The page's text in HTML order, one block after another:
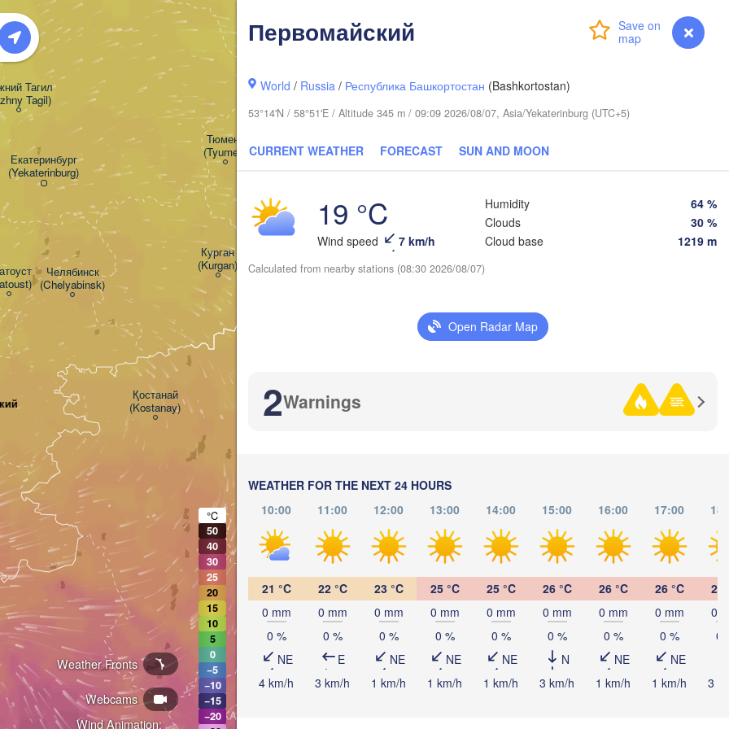
myVentusky Forecast
Первомайский
World / Russia / Республика Башкортостан (Bashkortostan)
53°14'N / 58°51'E / Altitude 345 m / 09:09 2026/08/07, Asia/Yekaterinburg (UTC+5)
CURRENT WEATHER FORECAST SUN AND MOON
19 °C
Wind speed 7 km/h
Humidity
64 %
Clouds
30 %
Cloud base
1219 m
Calculated from nearby stations (08:30 2026/08/07)
Open Radar Map
2Warnings
WEATHER FOR THE NEXT 24 HOURS
10:00
11:00 12:00 13:00 14:00 15:00 16:00 17:00
21 °C
0 mm
0 %
NE
4 km/h
22 °C
0 mm
0 %
E
3 km/h
23 °C
0 mm
0 %
NE
1 km/h
25 °C
0 mm
0 %
NE
1 km/h
25 °C
0 mm
0 %
NE
1 km/h
26 °C
0 mm
0 %
N
3 km/h
26 °C
0 mm
0 %
NE
1 km/h
26 °C
0 mm
0 %
NE
1 km/h
26
0
0
3
Wind Animation:
Webcams
Weather Fronts
Екатеринбург
(Yekaterinburg)
Тюмень
(Tyumen)
Тагил
Tagil)
Челябинск
(Chelyabinsk)
Қостанай
(Kostanay)
Курган
(Kurgan)
KAZAKHSTAN
(Astana)
(Kökşetaw)
Қарағанды
(Qarağandy)
°C
50
40
30
25
20
15
10
5
0
−5
−10
−15
−20